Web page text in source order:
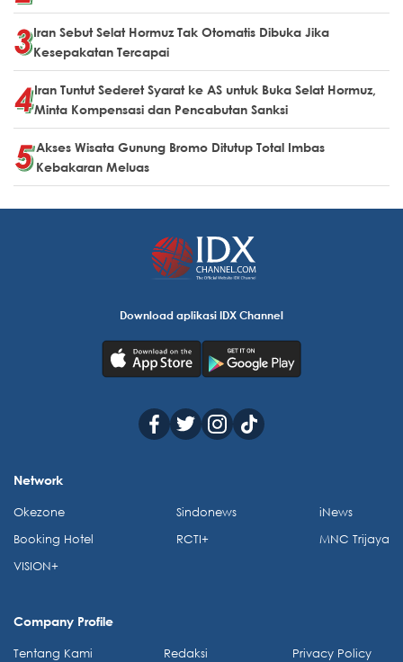
Iran Sebut Selat Hormuz Tak Otomatis Dibuka Jika
Kesepakatan Tercapai
Iran Tuntut Sederet Syarat ke AS untuk Buka Selat Hormuz,
Minta Kompensasi dan Pencabutan Sanksi
Akses Wisata Gunung Bromo Ditutup Total Imbas
Kebakaran Meluas
Download aplikasi IDX Channel
Network
Okezone
Booking Hotel
VISION+
Sindonews
RCTI+
iNews
MNC Trijaya
Company Profile
Tentang Kami Redaksi Privacy Policy